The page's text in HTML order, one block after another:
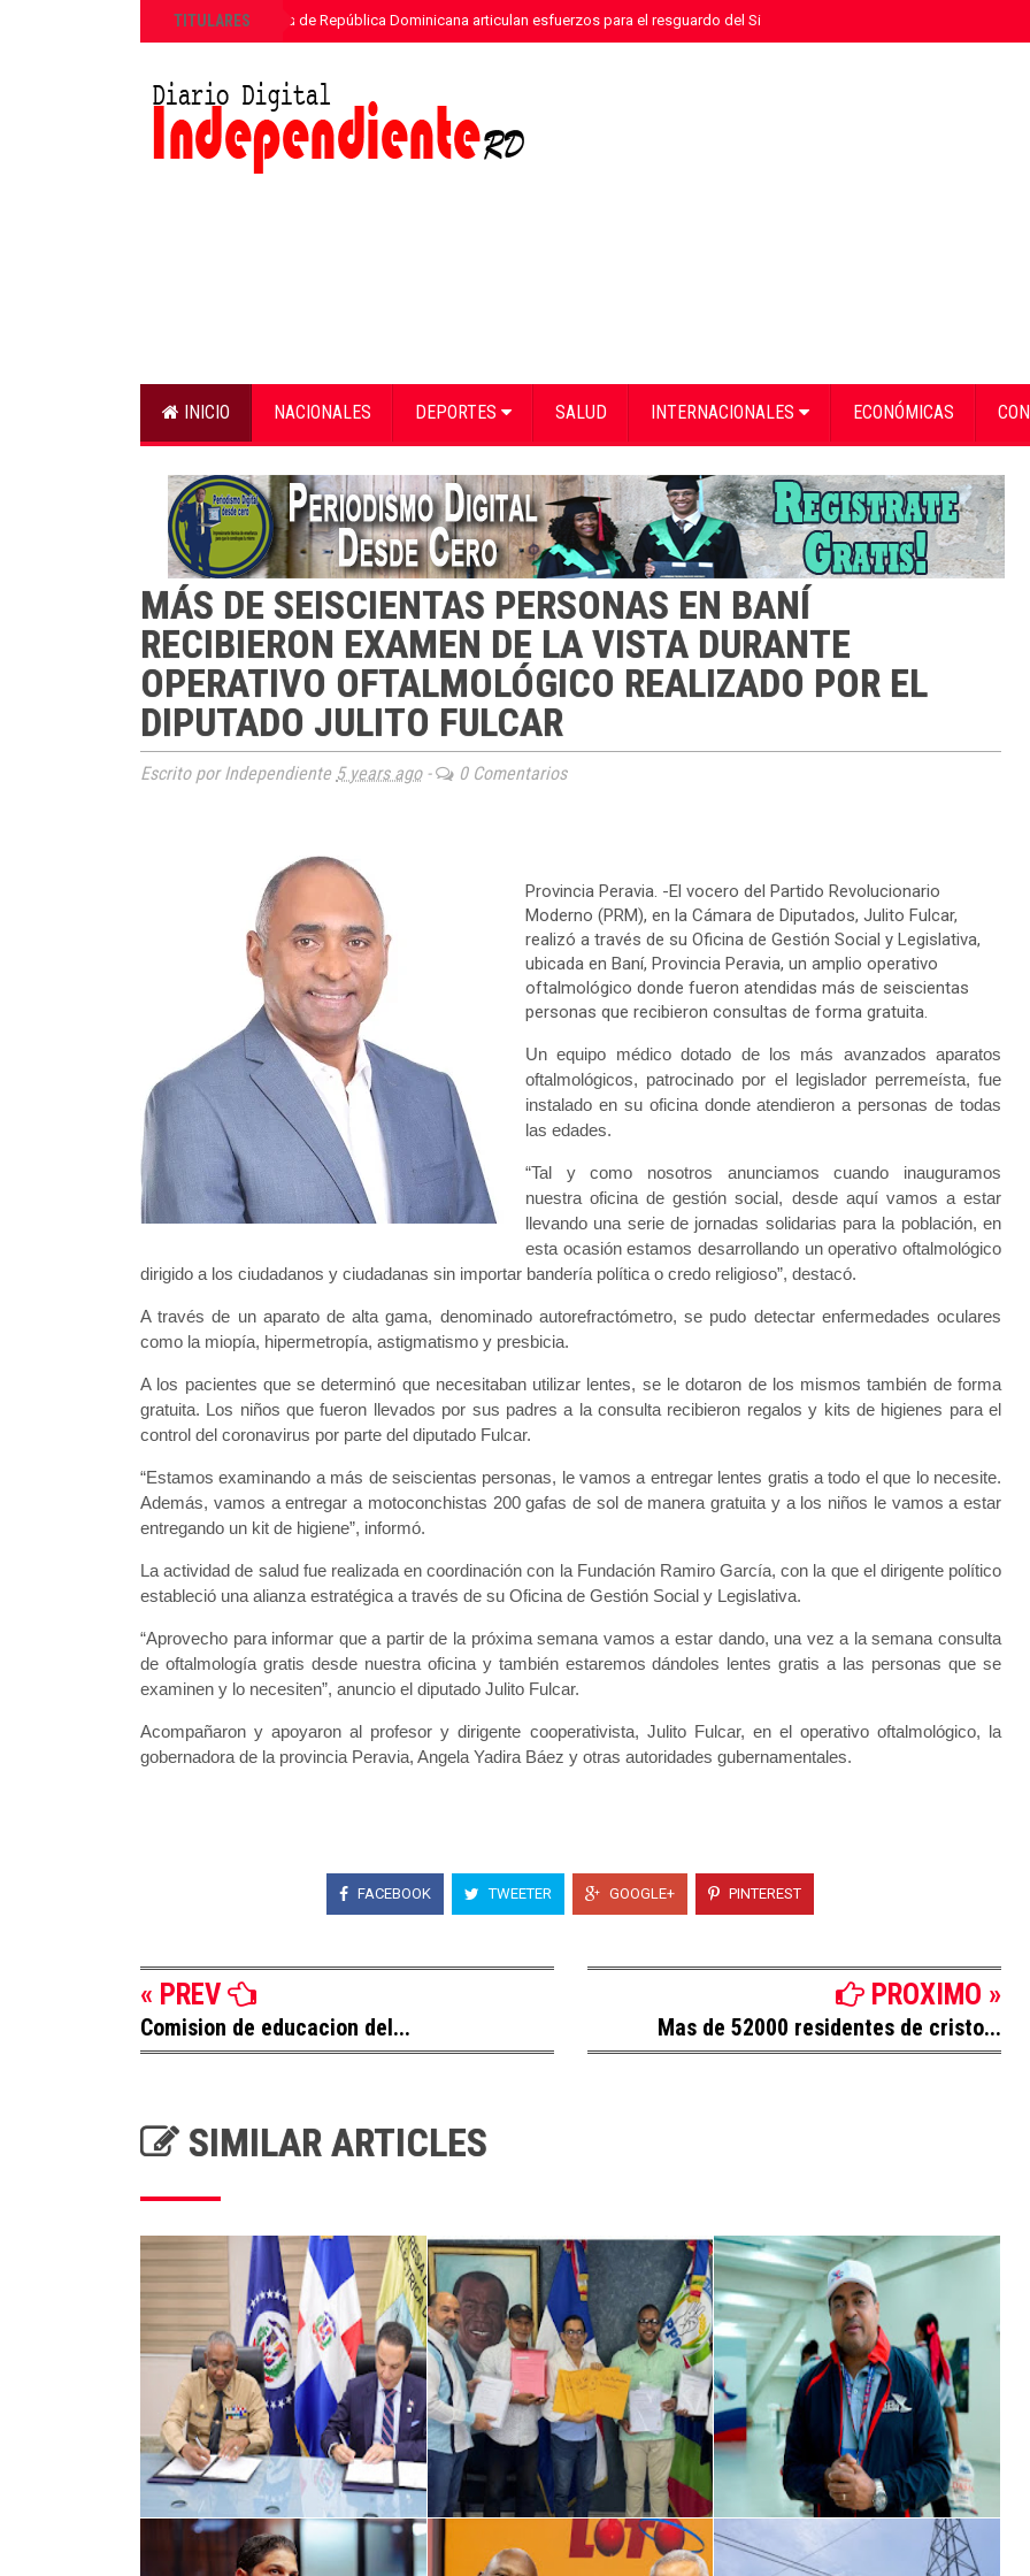
TITULARES
»ETED y la Armada de República Dominicana articulan esfuerzos para el resguardo del Sistema de Transmisión Eléctrica
INICIO NACIONALES DEPORTES SALUD INTERNACIONALES ECONÓMICAS
MÁS DE SEISCIENTAS PERSONAS EN BANÍ
RECIBIERON EXAMEN DE LA VISTA DURANTE
OPERATIVO OFTALMOLÓGICO REALIZADO POR EL
DIPUTADO JULITO FULCAR
Escrito por Independiente 5 years ago- 0 Comentarios
Provincia Peravia. -El vocero del Partido Revolucionario
Moderno (PRM), en la Cámara de Diputados, Julito Fulcar,
realizó a través de su Oficina de Gestión Social y Legislativa,
ubicada en Baní, Provincia Peravia, un amplio operativo
oftalmológico donde fueron atendidas más de seiscientas
personas que recibieron consultas de forma gratuita.
Un equipo médico dotado de los más avanzados aparatos
oftalmológicos, patrocinado por el legislador perremeísta, fue
instalado en su oficina donde atendieron a personas de todas
las edades.
“Tal y como nosotros anunciamos cuando inauguramos
nuestra oficina de gestión social, desde aquí vamos a estar
llevando una serie de jornadas solidarias para la población, en
esta ocasión estamos desarrollando un operativo oftalmológico
dirigido a los ciudadanos y ciudadanas sin importar bandería política o credo religioso”, destacó.
A través de un aparato de alta gama, denominado autorefractómetro, se pudo detectar enfermedades oculares
como la miopía, hipermetropía, astigmatismo y presbicia.
A los pacientes que se determinó que necesitaban utilizar lentes, se le dotaron de los mismos también de forma
gratuita. Los niños que fueron llevados por sus padres a la consulta recibieron regalos y kits de higienes para el
control del coronavirus por parte del diputado Fulcar.
“Estamos examinando a más de seiscientas personas, le vamos a entregar lentes gratis a todo el que lo necesite.
Además, vamos a entregar a motoconchistas 200 gafas de sol de manera gratuita y a los niños le vamos a estar
entregando un kit de higiene”, informó.
La actividad de salud fue realizada en coordinación con la Fundación Ramiro García, con la que el dirigente político
estableció una alianza estratégica a través de su Oficina de Gestión Social y Legislativa.
“Aprovecho para informar que a partir de la próxima semana vamos a estar dando, una vez a la semana consulta
de oftalmología gratis desde nuestra oficina y también estaremos dándoles lentes gratis a las personas que se
examinen y lo necesiten”, anuncio el diputado Julito Fulcar.
Acompañaron y apoyaron al profesor y dirigente cooperativista, Julito Fulcar, en el operativo oftalmológico, la
gobernadora de la provincia Peravia, Angela Yadira Báez y otras autoridades gubernamentales.
FACEBOOK TWEETER GOOGLE+ PINTEREST
« PREV
Comision de educacion del...
PROXIMO »
Mas de 52000 residentes de cristo...
SIMILAR ARTICLES